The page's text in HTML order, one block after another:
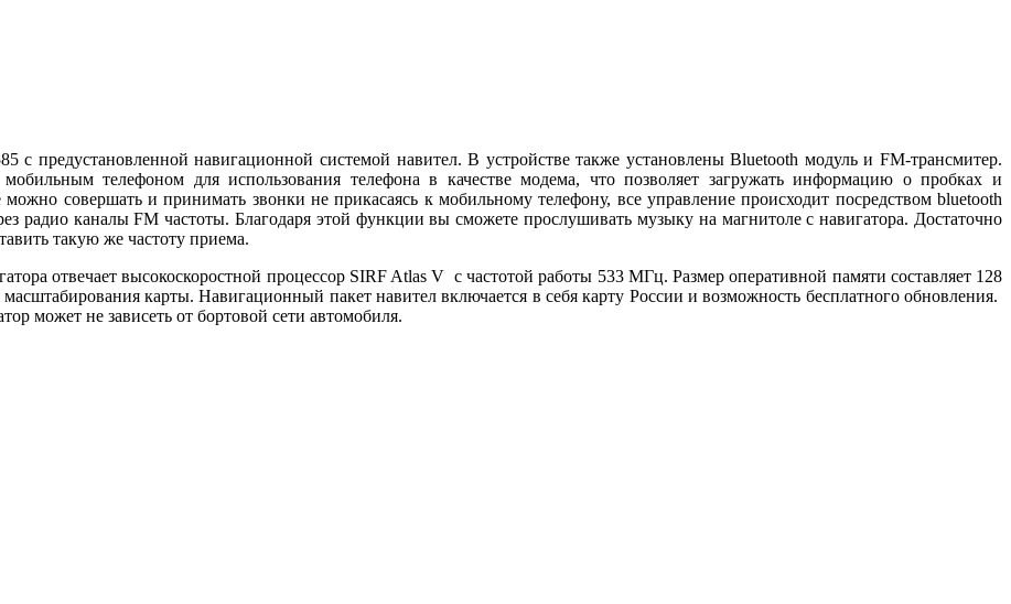
c предустановленной навигационной системой навител. В устройстве также установлены Bluetooth модуль и FM-трансмитер.
телефоном для использования телефона в качестве модема, что позволяет загружать информацию о пробках и
совершать и принимать звонки не прикасаясь к мобильному телефону, все управление происходит посредством bluetooth
радио каналы FM частоты. Благодаря этой функции вы сможете прослушивать музыку на магнитоле с навигатора. Достаточно
такую же частоту приема.
отвечает высокоскоростной процессор SIRF Atlas V с частотой работы 533 МГц. Размер оперативной памяти составляет 128
карты. Навигационный пакет навител включается в себя карту России и возможность бесплатного обновления.
может не зависеть от бортовой сети автомобиля.